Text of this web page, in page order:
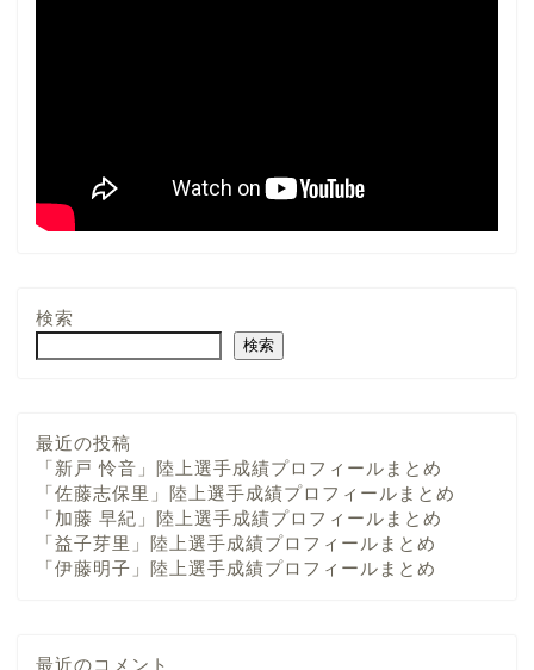
検索
検索
最近の投稿
「新戸 怜音」陸上選手成績プロフィールまとめ
「佐藤志保里」陸上選手成績プロフィールまとめ
「加藤 早紀」陸上選手成績プロフィールまとめ
「益子芽里」陸上選手成績プロフィールまとめ
「伊藤明子」陸上選手成績プロフィールまとめ
最近のコメント